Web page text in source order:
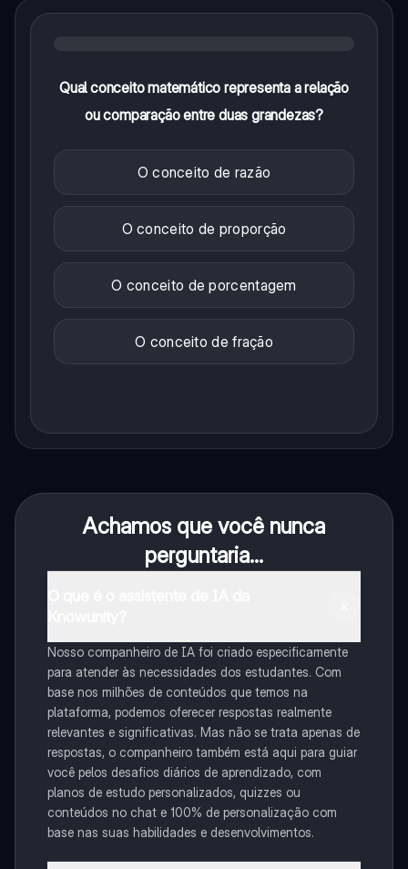
Qual conceito matemático representa a relação
ou comparação entre duas grandezas?
O conceito de razão
O conceito de proporção
O conceito de porcentagem
O conceito de fração
Achamos que você nunca
perguntaria...
Nosso companheiro de IA foi criado especificamente
para atender às necessidades dos estudantes. Com
base nos milhões de conteúdos que temos na
plataforma, podemos oferecer respostas realmente
relevantes e significativas. Mas não se trata apenas de
respostas, o companheiro também está aqui para guiar
você pelos desafios diários de aprendizado, com
planos de estudo personalizados, quizzes ou
conteúdos no chat e 100% de personalização com
base nas suas habilidades e desenvolvimentos.